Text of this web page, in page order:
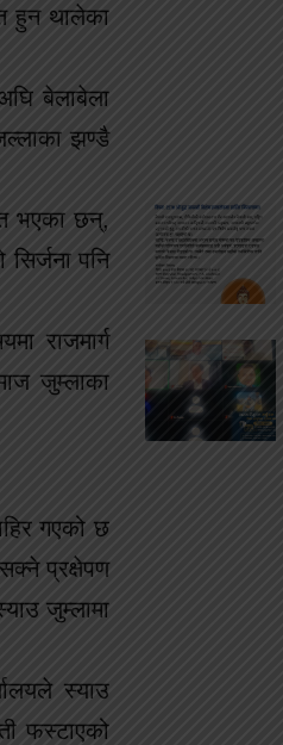
हुन थालेका
बेलाबेला
झण्डै
भएका छन्,
पनि
राजमार्ग
जुम्लाका
गएको छ
प्रक्षेपण
जुम्लामा
स्याउ
फस्टाएको